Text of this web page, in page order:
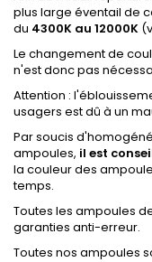
plus large éventail de
du 4300K au 12000K
Le changement de
n'est donc pas
Attention :
usagers est dû à un
Par soucis
ampoules, il est
la couleur des
temps.
Toutes les ampoules
garanties anti-erreur.
Toutes nos ampoules